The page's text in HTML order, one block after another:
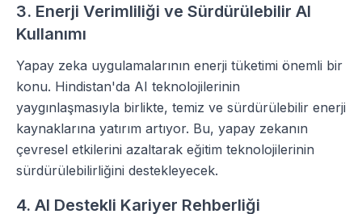
3. Enerji Verimliliği ve Sürdürülebilir AI
Kullanımı
Yapay zeka uygulamalarının enerji tüketimi önemli bir
konu. Hindistan'da AI teknolojilerinin
yaygınlaşmasıyla birlikte, temiz ve sürdürülebilir enerji
kaynaklarına yatırım artıyor. Bu, yapay zekanın
çevresel etkilerini azaltarak eğitim teknolojilerinin
sürdürülebilirliğini destekleyecek.
4. AI Destekli Kariyer Rehberliği